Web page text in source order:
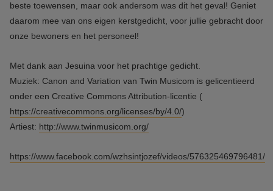
beste toewensen, maar ook andersom was dit het geval! Geniet
daarom mee van ons eigen kerstgedicht, voor jullie gebracht door
onze bewoners en het personeel!
Met dank aan Jesuina voor het prachtige gedicht.
Muziek: Canon and Variation van Twin Musicom is gelicentieerd
onder een Creative Commons Attribution-licentie (
https://creativecommons.org/licenses/by/4.0/)
Artiest: http://www.twinmusicom.org/
https://www.facebook.com/wzhsintjozef/videos/576325469796481/